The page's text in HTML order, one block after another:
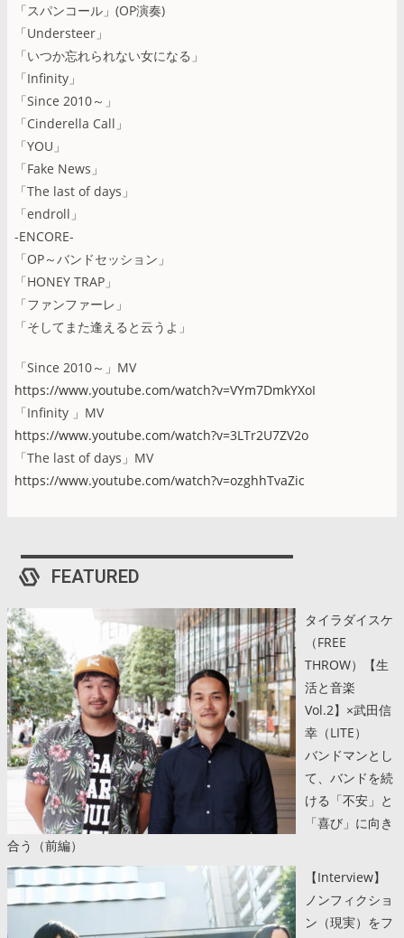
「スパンコール」(OP演奏)
「Understeer」
「いつか忘れられない女になる」
「Infinity」
「Since 2010～」
「Cinderella Call」
「YOU」
「Fake News」
「The last of days」
「endroll」
-ENCORE-
「OP～バンドセッション」
「HONEY TRAP」
「ファンファーレ」
「そしてまた逢えると云うよ」
「Since 2010～」MV
https://www.youtube.com/watch?v=VYm7DmkYXoI
「Infinity 」MV
https://www.youtube.com/watch?v=3LTr2U7ZV2o
「The last of days」MV
https://www.youtube.com/watch?v=ozghhTvaZic
FEATURED
タイラダイスケ
（FREE
THROW）【生
活と音楽
Vol.2】×武田信
幸（LITE）
バンドマンとし
て、バンドを続
ける「不安」と
「喜び」に向き
合う（前編）
【Interview】
ノンフィクショ
ン（現実）をフ